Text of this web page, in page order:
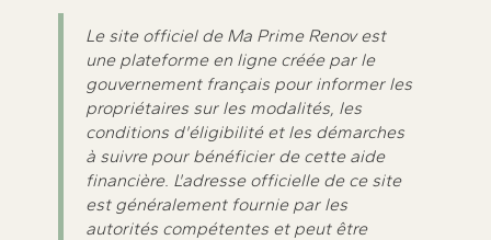
Le site officiel de Ma Prime Renov est
une plateforme en ligne créée par le
gouvernement français pour informer les
propriétaires sur les modalités, les
conditions d'éligibilité et les démarches
à suivre pour bénéficier de cette aide
financière. L'adresse officielle de ce site
est généralement fournie par les
autorités compétentes et peut être